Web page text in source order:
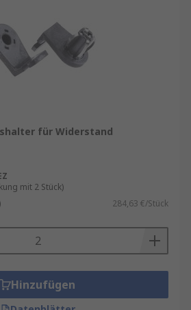
für Widerstand
mit 2 Stück)
284,63 €/Stück
Hinzufügen